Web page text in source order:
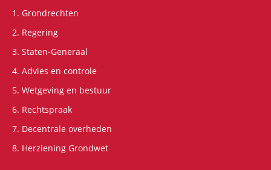
1. Grondrechten
2. Regering
3. Staten-Generaal
4. Advies en controle
5. Wetgeving en bestuur
6. Rechtspraak
7. Decentrale overheden
8. Herziening Grondwet